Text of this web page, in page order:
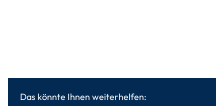
Das könnte Ihnen weiterhelfen: